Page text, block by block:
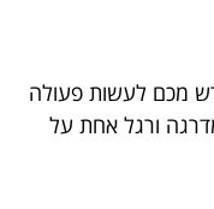
מכם לעשות פעולה
ורגל אחת על